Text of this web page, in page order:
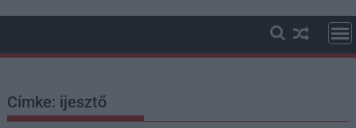
Címke: ijesztő